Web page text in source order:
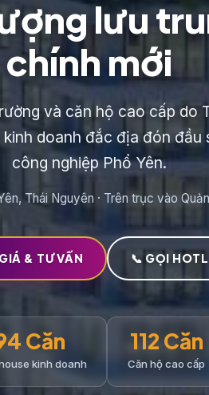
lưu
chính mới
và căn hộ cao cấp do
doanh đắc địa đón
công nghiệp Phổ Yên.
Thái Nguyên · Trên trục vào
& TƯ VẤN 📞 GỌI
Căn
kinh doanh
112 Căn
Căn hộ cao cấp